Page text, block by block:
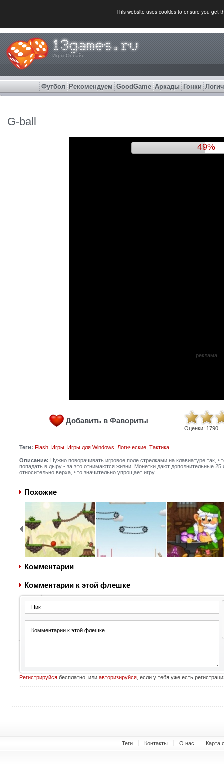
This website uses cookies to ensure you get
Игры Онлайн
Футбол Рекомендуем GoodGame Аркады Гонки
G-ball
52%
реклама
Добавить в Фавориты
Оценки: 1790
Теги: Flash, Игры, Игры для Windows Логические, Тактика
Описание: Нужно поворачивать игровое поле стрелками на клавиатуре так,
попадать в дыру - за это отнимаются жизни. Монетки дают дополнительные 25
относительно верха, что значительно упрощает игру.
Похожие
Комментарии
Комментарии к этой флешке
Регистрируйсябесплатно, или авторизируйся, если у тебя уже есть
Теги Контакты О нас Карта